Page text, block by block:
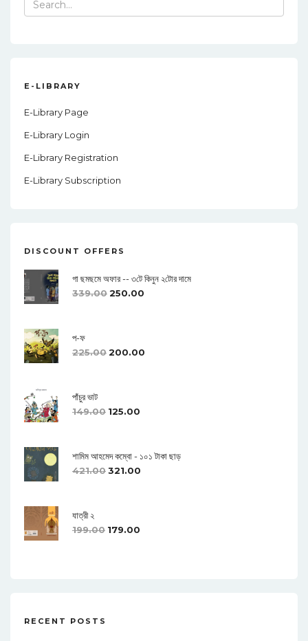
for:
E-LIBRARY
E-Library Page
E-Library Login
E-Library Registration
E-Library Subscription
DISCOUNT OFFERS
গা ছমছমে অফার -- ৩টে কিনুন ২টোর দামে
339.00250.00
প-ফ
225.00200.00
পাঁচুর ভাট
149.00 125.00
শামিম আহমেদ কম্বো - ১০১ টাকা ছাড়
421.00321.00
যাত্রী ২
199.00 179.00
RECENT POSTS